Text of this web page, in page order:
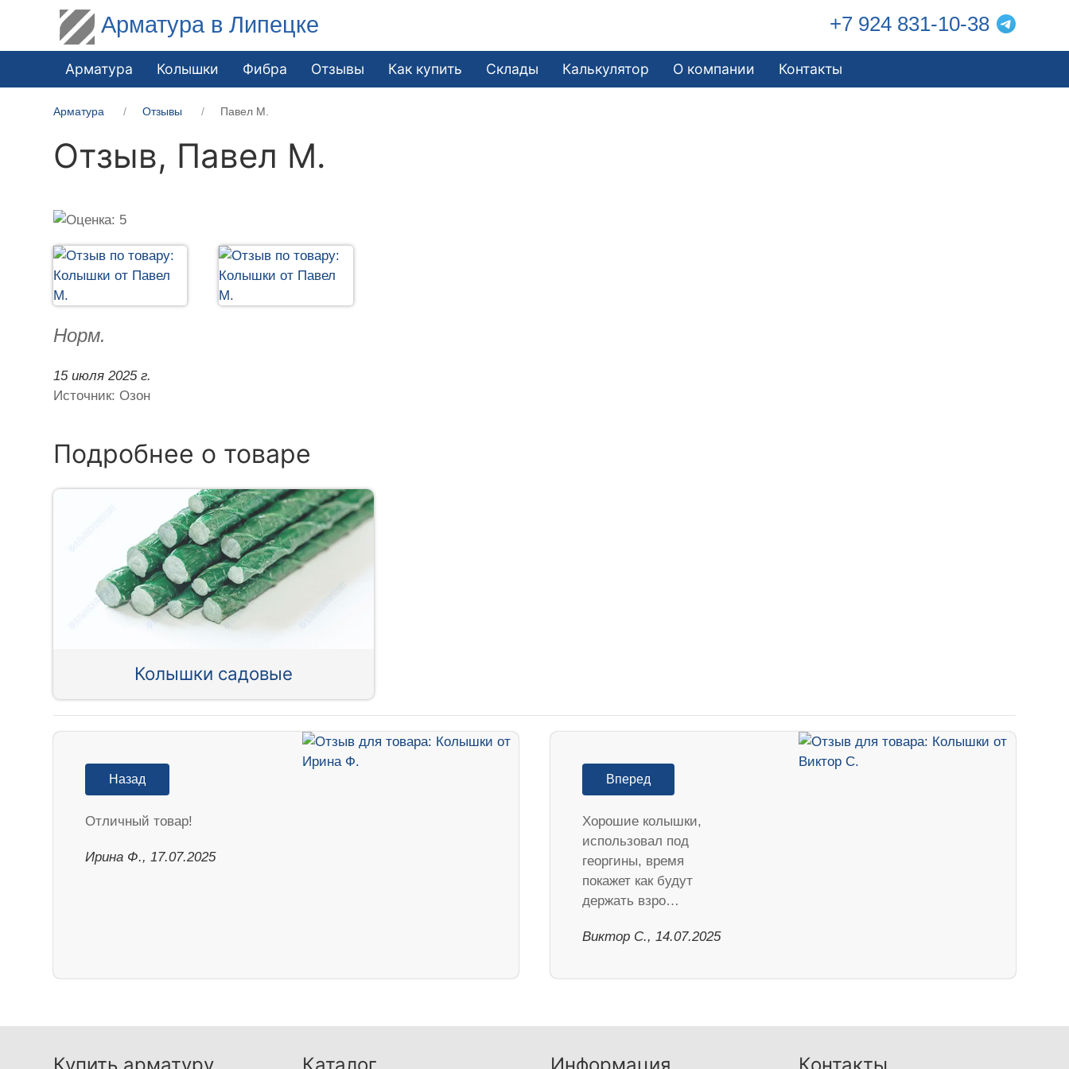
Арматура в Липецке +7 924 831-10-38
Арматура Колышки Фибра Отзывы Как купить Склады Калькулятор О компании Контакты
Арматура Отзывы Павел М.
Отзыв, Павел М.
Норм.
15 июля 2025 г.
Источник: Озон
Подробнее о товаре
Колышки садовые
Назад
Отличный товар!
Ирина Ф., 17.07.2025
Вперед
Хорошие колышки,
использовал под
георгины, время
покажет как будут
держать взро…
Виктор С., 14.07.2025
Купить арматуру Каталог Информация Контакты